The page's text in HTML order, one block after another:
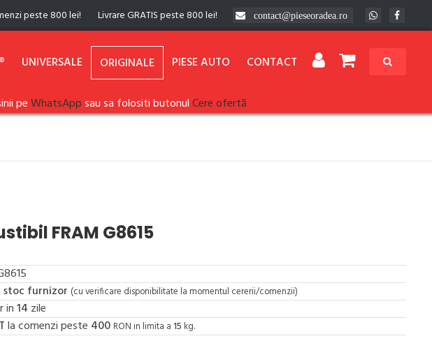
peste 800 lei! Livrare GRATIS peste 800 lei! contact@pieseoradea.ro
UNIVERSALE ORIGINALE PIESE AUTO CONTACT
peWhatsAppsau sa folositi butonulCere ofertă
FRAM G8615
stoc furnizor (cu verificare disponibilitate la momentul cererii/comenzii)
in14 zile
la comenzi peste 400 RON in limita a15 kg.